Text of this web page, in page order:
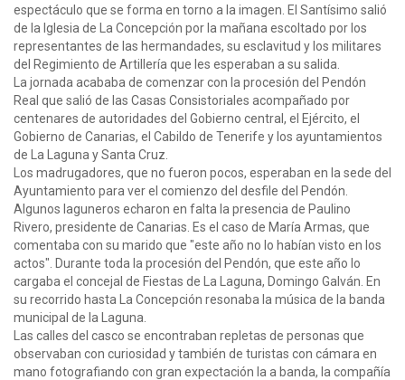
espectáculo que se forma en torno a la imagen. El Santísimo salió
de la Iglesia de La Concepción por la mañana escoltado por los
representantes de las hermandades, su esclavitud y los militares
del Regimiento de Artillería que les esperaban a su salida.
La jornada acababa de comenzar con la procesión del Pendón
Real que salió de las Casas Consistoriales acompañado por
centenares de autoridades del Gobierno central, el Ejército, el
Gobierno de Canarias, el Cabildo de Tenerife y los ayuntamientos
de La Laguna y Santa Cruz.
Los madrugadores, que no fueron pocos, esperaban en la sede del
Ayuntamiento para ver el comienzo del desfile del Pendón.
Algunos laguneros echaron en falta la presencia de Paulino
Rivero, presidente de Canarias. Es el caso de María Armas, que
comentaba con su marido que "este año no lo habían visto en los
actos". Durante toda la procesión del Pendón, que este año lo
cargaba el concejal de Fiestas de La Laguna, Domingo Galván. En
su recorrido hasta La Concepción resonaba la música de la banda
municipal de la Laguna.
Las calles del casco se encontraban repletas de personas que
observaban con curiosidad y también de turistas con cámara en
mano fotografiando con gran expectación la a banda, la compañía